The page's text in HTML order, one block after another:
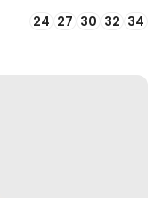
24 27 30 32 34